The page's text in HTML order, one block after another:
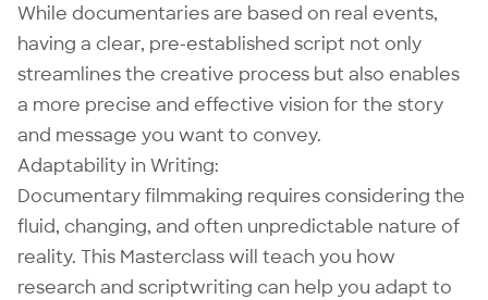
While documentaries are based on real events,
having a clear, pre-established script not only
streamlines the creative process but also enables
a more precise and effective vision for the story
and message you want to convey.
Adaptability in Writing:
Documentary filmmaking requires considering the
fluid, changing, and often unpredictable nature of
reality. This Masterclass will teach you how
research and scriptwriting can help you adapt to